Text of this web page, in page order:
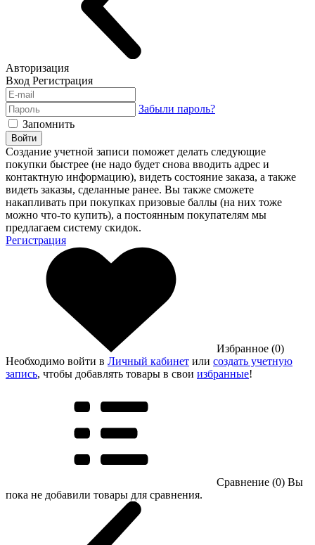
Авторизация
Вход Регистрация
Забыли пароль?
Запомнить
Войти
Создание учетной записи поможет делать следующие
покупки быстрее (не надо будет снова вводить адрес и
контактную информацию), видеть состояние заказа, а также
видеть заказы, сделанные ранее. Вы также сможете
накапливать при покупках призовые баллы (на них тоже
можно что-то купить), а постоянным покупателям мы
предлагаем систему скидок.
Регистрация
Избранное (0)
Необходимо войти в Личный кабинет или создать учетную
запись, чтобы добавлять товары в свои избранные!
Сравнение (0) Вы
пока не добавили товары для сравнения.